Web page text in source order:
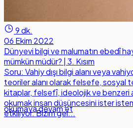
9 dk.
06 Ekim 2022
Dünyevi bilgi ve malumatın ebedî
mümkün müdür? | 3. Kısım
Soru: Vahiy dışı bilgi alanı veya
teoriler alanı olarak felsefe, sosyal
kitaplar, felsefî, ideolojik ve benzeri
okumak insan düşüncesini ister
etkiliyor. Bizim gel...
okumaya devam et